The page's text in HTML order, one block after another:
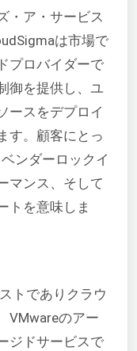
・ア・サービス
は市場で
プロバイダーで
御を提供し、ユ
ースをデプロイ
す。顧客にとっ
ンダーロックイ
マンス、そして
トを意味しま
トでありクラウ
VMwareのアー
ジドサービスで